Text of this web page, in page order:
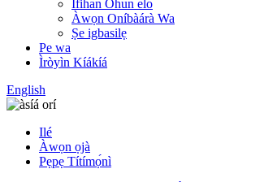
Ifihan Ohun elo
Àwọn Oníbàárà Wa
Ṣe igbasilẹ
Pe wa
Ìròyìn Kíákíá
English
Ilé
Àwọn ọjà
Pẹpẹ Títímọ́nì